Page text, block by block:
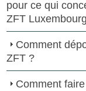
pour ce qui
ZFT
Comment
ZFT ?
Comment